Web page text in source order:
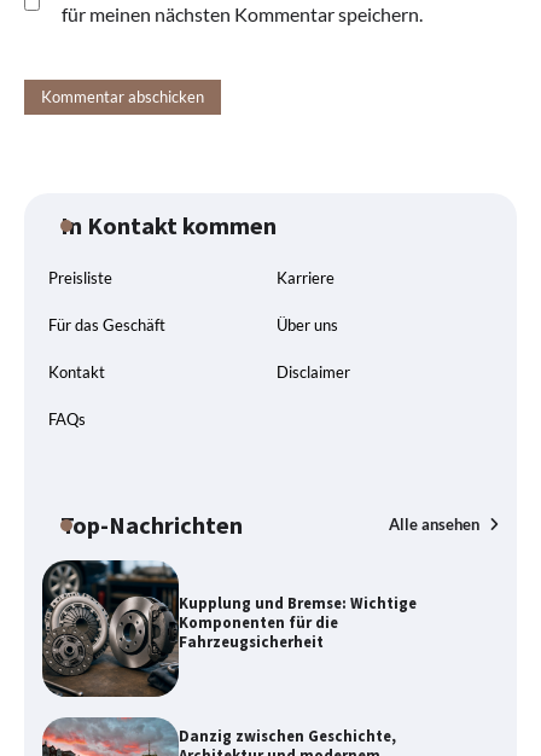
für meinen nächsten Kommentar speichern.
In Kontakt kommen
Preisliste Karriere
Für das Geschäft Über uns
Kontakt Disclaimer
FAQs
Top-Nachrichten Alle ansehen
Kupplung und Bremse: Wichtige
Komponenten für die
Fahrzeugsicherheit
Danzig zwischen Geschichte,